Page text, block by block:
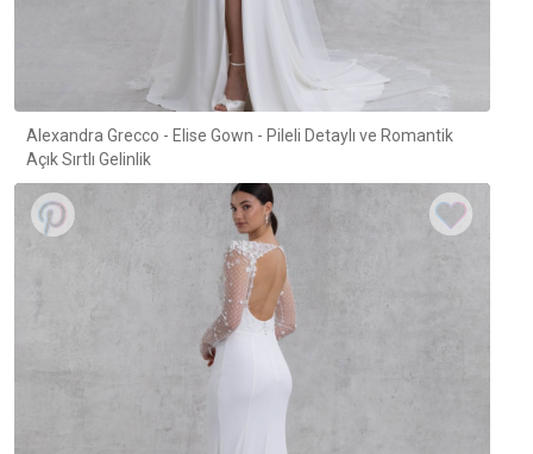
Alexandra Grecco - Elise Gown - Pileli Detaylı ve Romantik
Açık Sırtlı Gelinlik